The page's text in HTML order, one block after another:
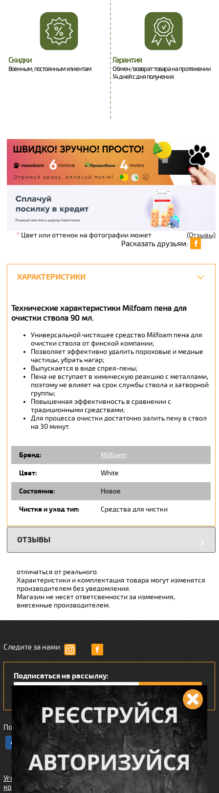
Скидки
Военным, постоянным клиентам
Гарантия
Обмен/возврат товара на протяжении
14 дней с дня получения
(Отзывы)
Расказать друзьям:
ХАРАКТЕРИСТИКИ
Технические характеристики Milfoam пена для
очистки ствола 90 мл.
Универсальной чистящее средство Milfoam пена для
очистки ствола от финской компании;
Позволяет эффективно удалить пороховые и медные
частицы, убрать нагар;
Выпускается в виде спрея-пены;
Пена не вступает в химическую реакцию с металлами,
поэтому не влияет на срок службы ствола и затворной
группы;
Повышенная эффективность в сравнении с
традиционными средствами;
Для процесса очистки достаточно залить пену в ствол
на 30 минут.
Бренд: Milfoam
Цвет: White
Состояние: Новое
Чистка и уход тип: Средства для чистки
ОТЗЫВЫ
*Цвет или оттенок на фотографии может
отличаться от реального.
Характеристики и комплектация товара могут изменятся
производителем без уведомления.
Магазин не несет ответсвенности за изменения,
внесенные производителем.
Следите за нами:
Подписаться на рассылку:
Понравился наш интернет магазин?
Угода
користувача